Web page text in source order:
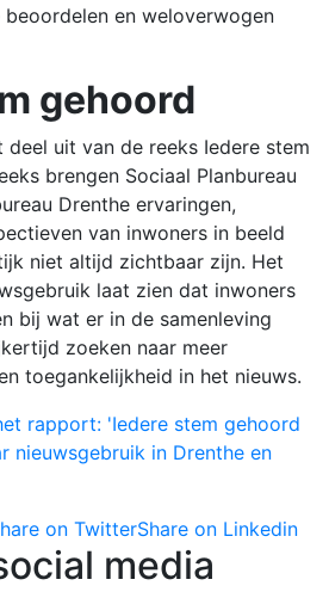
en weloverwogen
gehoord
uit van de reeks Iedere stem
brengen Sociaal Planbureau
Drenthe ervaringen,
van inwoners in beeld
niet altijd zichtbaar zijn. Het
laat zien dat inwoners
bij wat er in de samenleving
zoeken naar meer
toegankelijkheid in het nieuws.
rapport: 'Iedere stem gehoord
nieuwsgebruik in Drenthe en
on TwitterShare on Linkedin
media